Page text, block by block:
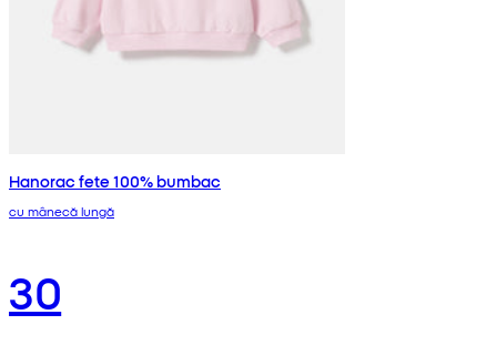
Hanorac fete 100% bumbac
cu mânecă lungă
30